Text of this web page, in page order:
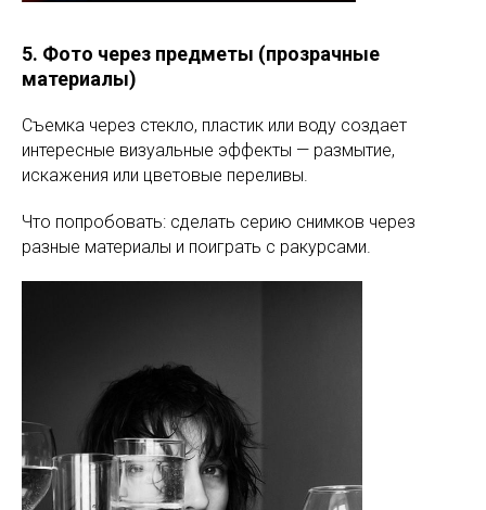
5. Фото через предметы (прозрачные
материалы)
Съемка через стекло, пластик или воду создает
интересные визуальные эффекты — размытие,
искажения или цветовые переливы.
Что попробовать: сделать серию снимков через
разные материалы и поиграть с ракурсами.